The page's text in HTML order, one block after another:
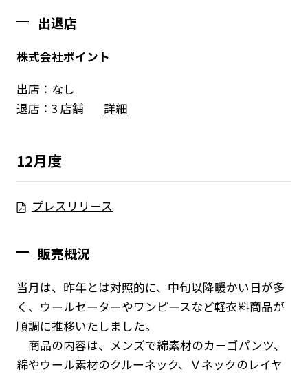
出退店
株式会社ポイント
出店：なし
退店：3 店舗
詳細
12月度
プレスリリース
販売概況
当月は、昨年とは対照的に、中旬以降暖かい日が多
く、ウールセーターやワンピースなど軽衣料商品が
順調に推移いたしました。
商品の内容は、メンズで綿素材のカーゴパンツ、
綿やウール素材のクルーネック、Ｖネックのレイヤ